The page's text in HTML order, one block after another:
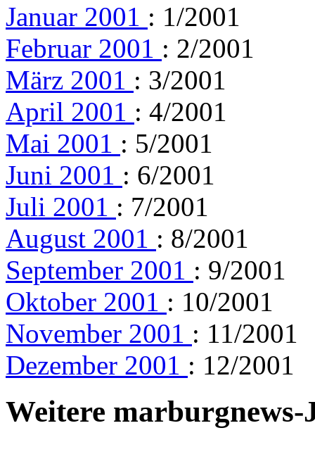
Januar 2001 : 1/2001
Februar 2001 : 2/2001
März 2001 : 3/2001
April 2001 : 4/2001
Mai 2001 : 5/2001
Juni 2001 : 6/2001
Juli 2001 : 7/2001
August 2001 : 8/2001
September 2001 : 9/2001
Oktober 2001 : 10/2001
November 2001 : 11/2001
Dezember 2001 : 12/2001
Weitere marburgnews-